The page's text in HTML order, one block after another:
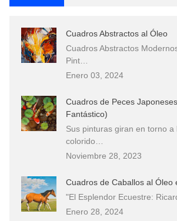
Cuadros Abstractos al Óleo
Cuadros Abstractos
Pint…
Enero 03, 2024
Cuadros de Peces
Fantástico)
Sus pinturas giran en torno a
colorido…
Noviembre 28, 2023
Cuadros de Caballos al Óleo
"El Esplendor Ecuestre:
Enero 28, 2024